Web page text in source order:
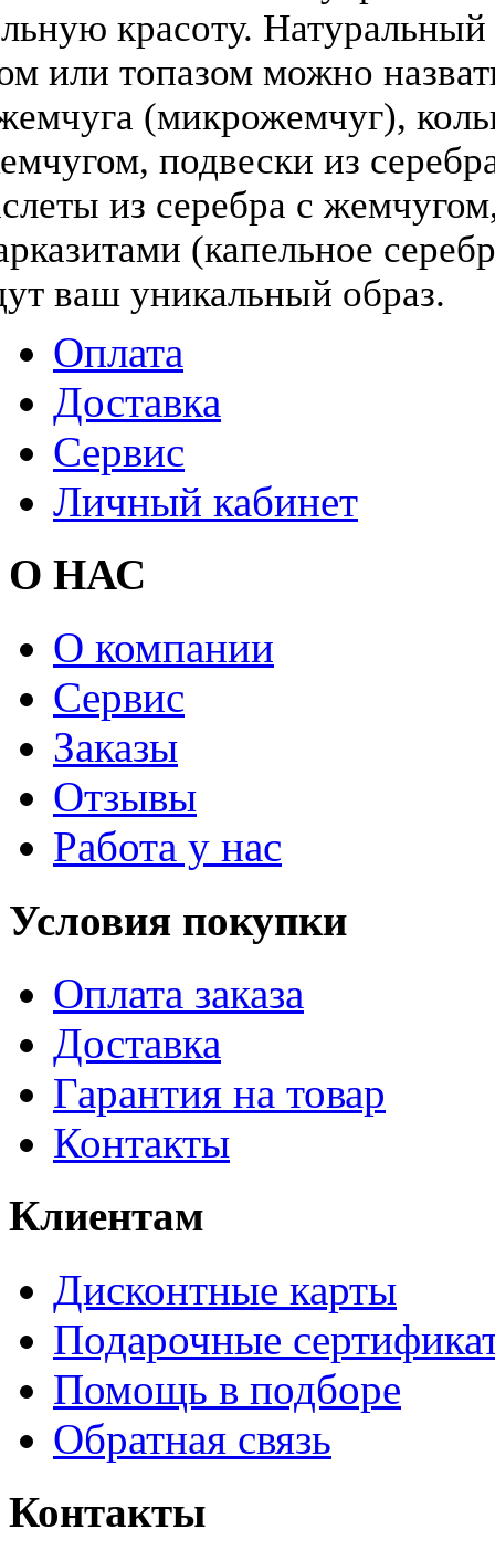
красоту.
или топазом можно
(микрожемчуг),
подвески из
из серебра с
(капельное
ваш уникальный образ.
Оплата
Доставка
Сервис
Личный кабинет
О НАС
О компании
Сервис
Заказы
Отзывы
Работа у нас
Условия покупки
Оплата заказа
Доставка
Гарантия на товар
Контакты
Клиентам
Дисконтные карты
Подарочные
Помощь в подборе
Обратная связь
Контакты